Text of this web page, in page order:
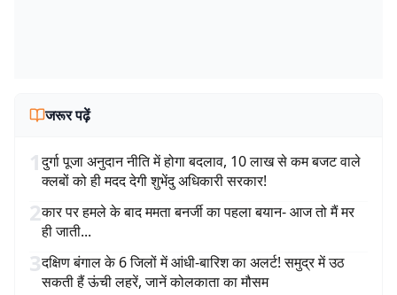
जरूर पढ़ें
1दुर्गा पूजा अनुदान नीति में होगा बदलाव, 10 लाख से कम बजट वाले
क्लबों को ही मदद देगी शुभेंदु अधिकारी सरकार!
2कार पर हमले के बाद ममता बनर्जी का पहला बयान- आज तो मैं मर
ही जाती...
3दक्षिण बंगाल के 6 जिलों में आंधी-बारिश का अलर्ट! समुद्र में उठ
सकती हैं ऊंची लहरें, जानें कोलकाता का मौसम